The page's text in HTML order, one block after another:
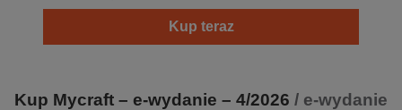
Kup teraz
Kup Mycraft – e-wydanie – 4/2026 / e-wydanie